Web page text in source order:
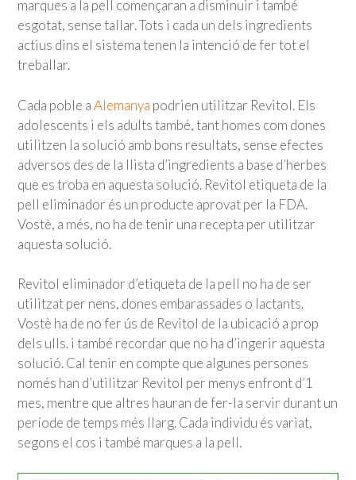
marques a la pell començaran a disminuir i també
esgotat, sense tallar. Tots i cada un dels ingredients
actius dins el sistema tenen la intenció de fer tot el
treballar.
Cada poble aAlemanya podrien utilitzar Revitol. Els
adolescents i els adults també, tant homes com dones
utilitzen la solució amb bons resultats, sense efectes
adversos des de la llista d’ingredients a base d’herbes
que es troba en aquesta solució. Revitol etiqueta de la
pell eliminador és un producte aprovat per la FDA.
Vostè, a més, no ha de tenir una recepta per utilitzar
aquesta solució.
Revitol eliminador d’etiqueta de la pell no ha de ser
utilitzat per nens, dones embarassades o lactants.
Vostè ha de no fer ús de Revitol de la ubicació a prop
dels ulls. i també recordar que no ha d’ingerir aquesta
solució. Cal tenir en compte que algunes persones
només han d’utilitzar Revitol per menys enfront d’1
mes, mentre que altres hauran de fer-la servir durant un
període de temps més llarg. Cada individu és variat,
segons el cos i també marques a la pell.